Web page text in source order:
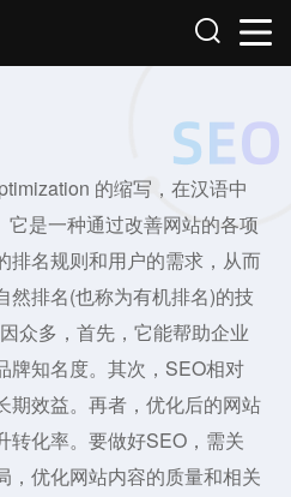
的缩写，在汉语中
它是一种通过改善网站的各项
排名规则和用户的需求，从而
然排名(也称为有机排名)的技
众多，首先，它能帮助企业
牌知名度。其次，SEO相对
期效益。再者，优化后的网站
转化率。要做好SEO，需关
，优化网站内容的质量和相关